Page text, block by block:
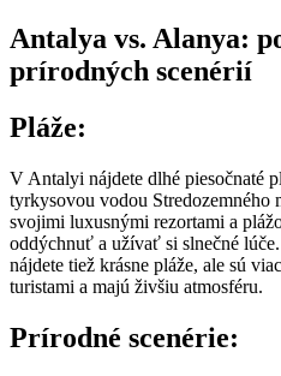
Antalya vs. Alanya:
prírodných scenérií
Pláže:
V Antalyi nájdete dlhé piesočnaté
tyrkysovou vodou Stredozemného
svojimi luxusnými rezortami a
oddýchnuť a užívať si slnečné
nájdete tiež krásne pláže, ale sú
turistami a majú živšiu atmosféru.
Prírodné scenérie: